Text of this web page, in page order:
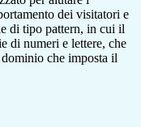
dei visitatori e
di tipo pattern, in cui il
di numeri e lettere, che
che imposta il